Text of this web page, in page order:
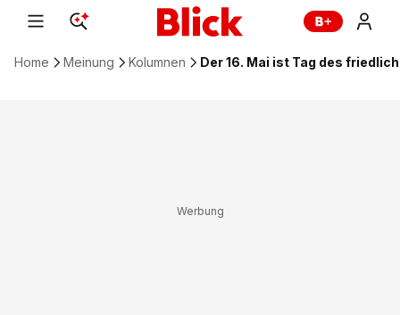
Home Meinung Kolumnen Der 16. Mai ist Tag des